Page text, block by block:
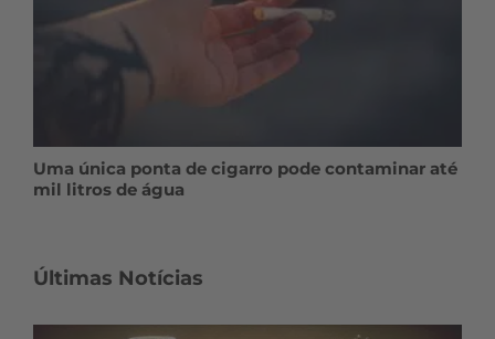
Uma única ponta de cigarro pode contaminar até
mil litros de água
Últimas Notícias